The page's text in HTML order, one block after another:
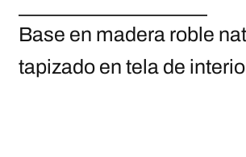
Base en madera roble
tapizado en tela de